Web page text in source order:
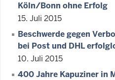
Köln/Bonn ohne Erfolg
15. Juli 2015
Beschwerde gegen
bei Post und DHL
10. Juli 2015
400 Jahre Kapuziner in